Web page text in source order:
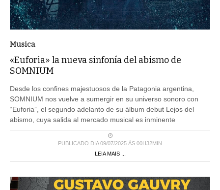
Musica
«Euforia» la nueva sinfonía del abismo de
SOMNIUM
Desde los confines majestuosos de la Patagonia argentina,
SOMNIUM nos vuelve a sumergir en su universo sonoro con
“Euforia”, el segundo adelanto de su álbum debut Lejos del
abismo, cuya salida al mercado musical es inminente
PUBLICADO DIA 09/07/2025 ÀS 00H32MIN
LEIA MAIS ...